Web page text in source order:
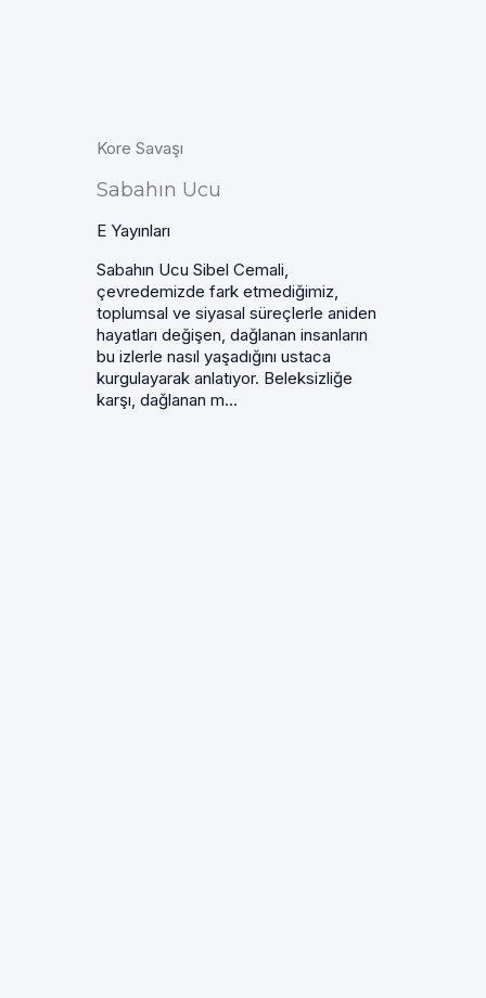
Kore Savaşı
Sabahın Ucu
E Yayınları
Sabahın Ucu Sibel Cemali,
çevredemizde fark etmediğimiz,
toplumsal ve siyasal süreçlerle aniden
hayatları değişen, dağlanan insanların
bu izlerle nasıl yaşadığını ustaca
kurgulayarak anlatıyor. Beleksizliğe
karşı, dağlanan m...